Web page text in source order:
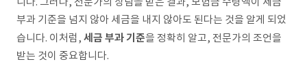
니다. 그러나, 전문가의 상담을 받은 결과, 보험금 수령액이 세금
부과 기준을 넘지 않아 세금을 내지 않아도 된다는 것을 알게 되었
습니다. 이처럼, 세금 부과 기준을 정확히 알고, 전문가의 조언을
받는 것이 중요합니다.